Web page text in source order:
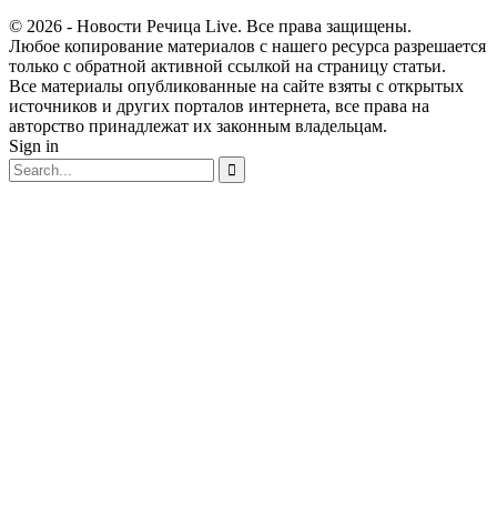
© 2026 - Новости Речица Live. Все права защищены.
Любое копирование материалов с нашего ресурса разрешается
только с обратной активной ссылкой на страницу статьи.
Все материалы опубликованные на сайте взяты с открытых
источников и других порталов интернета, все права на
авторство принадлежат их законным владельцам.
Sign in